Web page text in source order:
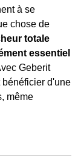
à se
chose de
totale
essentiel
Geberit
d'une
même